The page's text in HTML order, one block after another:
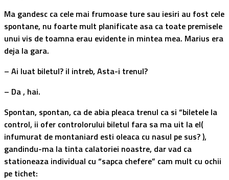
Ma gandesc ca cele mai frumoase ture sau iesiri au fost cele
spontane, nu foarte mult planificate asa ca toate premisele
unui vis de toamna erau evidente in mintea mea. Marius era
deja la gara.
– Ai luat biletul? il intreb, Asta-i trenul?
– Da , hai.
Spontan, spontan, ca de abia pleaca trenul ca si “biletele la
control, ii ofer controlorului biletul fara sa ma uit la el(
infumurat de montaniard esti oleaca cu nasul pe sus? ),
gandindu-ma la tinta calatoriei noastre, dar vad ca
stationeaza individual cu “sapca chefere” cam mult cu ochii
pe tichet: